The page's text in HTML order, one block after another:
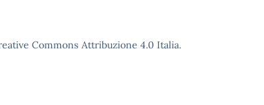
Commons Attribuzione 4.0 Italia.